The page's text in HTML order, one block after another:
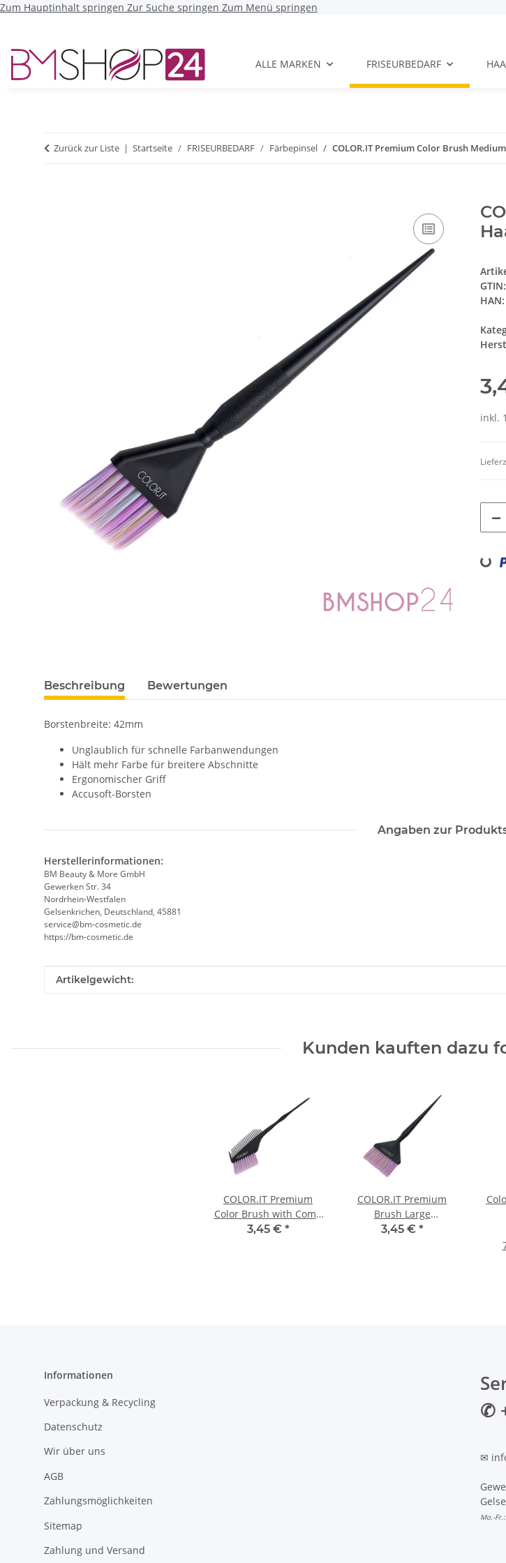
Zum Hauptinhalt springen Zur Suche springen Zum Menü springen
ALLE MARKEN FRISEURBEDARF
Zurück zur Liste Startseite FRISEURBEDARF Färbepinsel COLOR.IT Premium Color Brush
GTIN:
HAN:
inkl.
Loading...
Beschreibung Bewertungen
Borstenbreite: 42mm
Unglaublich für schnelle Farbanwendungen
Hält mehr Farbe für breitere Abschnitte
Ergonomischer Griff
Accusoft-Borsten
Angaben zur
Herstellerinformationen:
BM Beauty & More GmbH
Gewerken Str. 34
Nordrhein-Westfalen
Gelsenkrichen, Deutschland, 45881
service@bm-cosmetic.de
https://bm-cosmetic.de
Produkteigenschaft
Wert
Artikelgewicht:
Kunden kauften dazu
COLOR.IT Premium
Color Brush with Comb
Haarfärbepinsel mit
3,45 € *
COLOR.IT Premium
Brush Large
Haarfärbepinsel, Bunt
3,45 € *
Informationen
Verpackung & Recycling
Datenschutz
Wir über uns
AGB
Zahlungsmöglichkeiten
Sitemap
Zahlung und Versand
✆
✉
Mo.-